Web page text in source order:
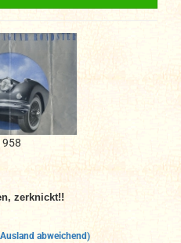
zerknickt!!
abweichend)